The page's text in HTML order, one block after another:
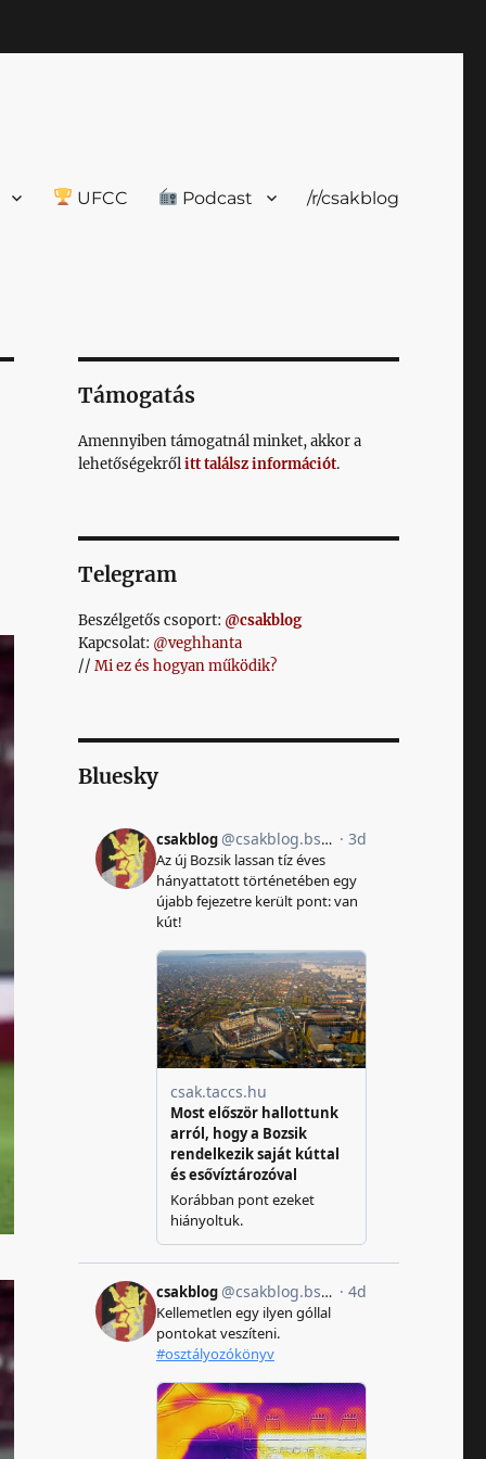
UFCC Podcast /r/csakblog
Támogatás
Amennyiben támogatnál minket, akkor a
lehetőségekrőlitt találsz információt.
Telegram
Beszélgetős csoport: @csakblog
Kapcsolat: @veghhanta
// Mi ez és hogyan működik?
Bluesky